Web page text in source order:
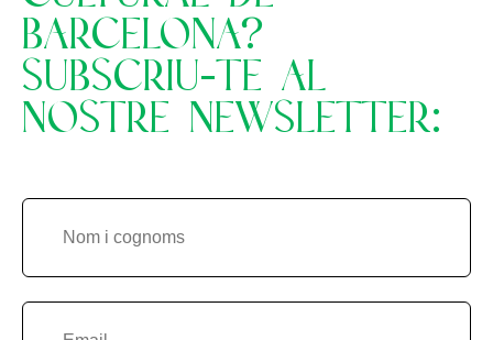
BARCELONA?
SUBSCRIU-TE AL
NOSTRE NEWSLETTER: